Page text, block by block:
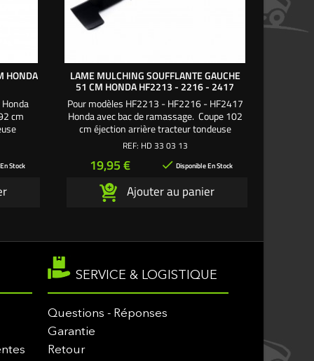
HONDA
cm
Stock
LAME MULCHING SOUFFLANTE GAUCHE
51 CM HONDA HF2213 - 2216 - 2417
Pour modèles HF2213 - HF2216 - HF2417
Honda avec bac de ramassage. Coupe 102
cm éjection arrière tracteur tondeuse
autoportée. Utilisez avec la lame mulching
REF: HD 33 03 13
Prix
19,95 €  Disponible En Stock
Ajouter au panier
SERVICE & LOGISTIQUE
Questions - Réponses
Garantie
Retour